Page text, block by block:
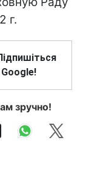
г.
зручно!